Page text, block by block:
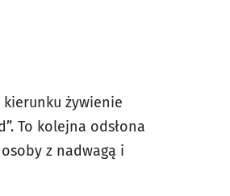
żywienie
To kolejna odsłona
z nadwagą i